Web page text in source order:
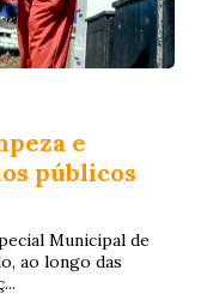
e
públicos
Municipal de
ao longo das